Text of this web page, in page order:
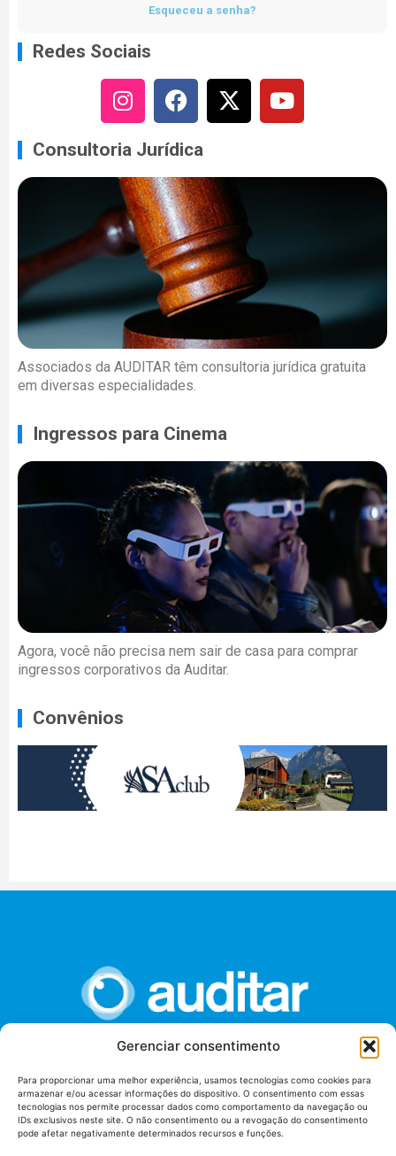
Gerenciar consentimento
Para proporcionar uma melhor experiência, usamos tecnologias como cookies para
armazenar e/ou acessar informações do dispositivo. O consentimento com essas
tecnologias nos permite processar dados como comportamento da navegação ou
IDs exclusivos neste site. O não consentimento ou a revogação do consentimento
pode afetar negativamente determinados recursos e funções.
Esqueceu a senha?
Redes Sociais
Consultoria Jurídica
Associados da AUDITAR têm consultoria jurídica gratuita
em diversas especialidades.
Ingressos para Cinema
Agora, você não precisa nem sair de casa para comprar
ingressos corporativos da Auditar.
Convênios
União dos Auditores Federais de Controle Externo -
AUDITAR
Setor de Administração Federal Sul (SAF/Sul), Qd. 04, Lt. 01
Edifício Anexo II